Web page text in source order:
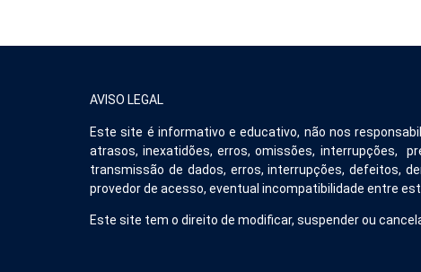
AVISO LEGAL
Este site é informativo e educativo, não nos
atrasos, inexatidões, erros, omissões, interrupções,
transmissão de dados, erros, interrupções, defeitos,
provedor de acesso, eventual incompatibilidade entre
Este site tem o direito de modificar, suspender ou